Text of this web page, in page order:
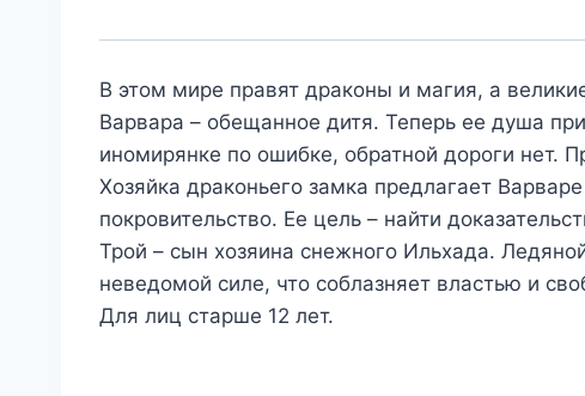
В этом мире правят драконы и магия, а
Варвара – обещанное дитя. Теперь ее душа
иномирянке по ошибке, обратной дороги нет.
Хозяйка драконьего замка предлагает
покровительство. Ее цель – найти
Трой – сын хозяина снежного Ильхада.
неведомой силе, что соблазняет властью и
Для лиц старше 12 лет.